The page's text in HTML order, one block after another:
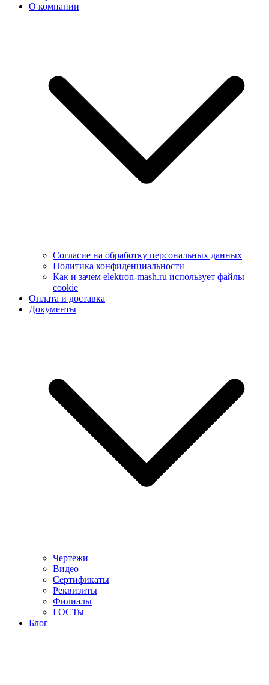
О компании
Согласие на обработку персональных данных
Политика конфиденциальности
Как и зачем elektron-mash.ru использует файлы
cookie
Оплата и доставка
Документы
Чертежи
Видео
Сертификаты
Реквизиты
Филиалы
ГОСТы
Блог